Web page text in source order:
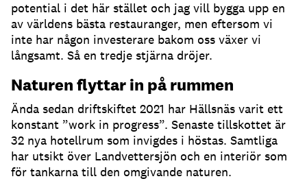
potential i det här stället och jag vill bygga upp en
av världens bästa restauranger, men eftersom vi
inte har någon investerare bakom oss växer vi
långsamt. Så en tredje stjärna dröjer.
Naturen flyttar in på rummen
Ända sedan driftskiftet 2021 har Hällsnäs varit ett
konstant ”work in progress”. Senaste tillskottet är
32 nya hotellrum som invigdes i höstas. Samtliga
har utsikt över Landvettersjön och en interiör som
för tankarna till den omgivande naturen.